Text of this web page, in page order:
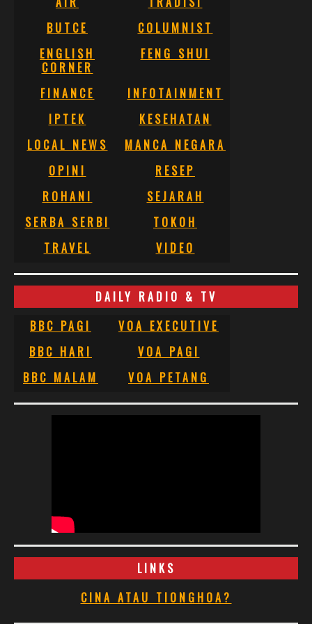
BUTCE
COLUMNIST
ENGLISH
CORNER
FENG SHUI
FINANCE
INFOTAINMENT
IPTEK
KESEHATAN
LOCAL NEWS
MANCA NEGARA
OPINI
RESEP
ROHANI
SEJARAH
SERBA SERBI
TOKOH
TRAVEL
VIDEO
DAILY RADIO & TV
BBC PAGI
VOA EXECUTIVE
BBC HARI
VOA PAGI
BBC MALAM
VOA PETANG
LINKS
CINA ATAU TIONGHOA?